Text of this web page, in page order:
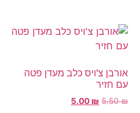
אורבן צ'ויס כלב מעדן פטה
עם חזיר
5.50₪
5.00 ₪